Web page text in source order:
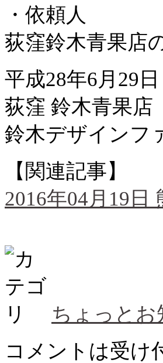
・依頼人
荻窪鈴木青果店
平成28年6月29日
荻窪 鈴木青果店
鈴木デザインフ
【関連記事】
2016年04月19
ちょっとお
コメントは受け